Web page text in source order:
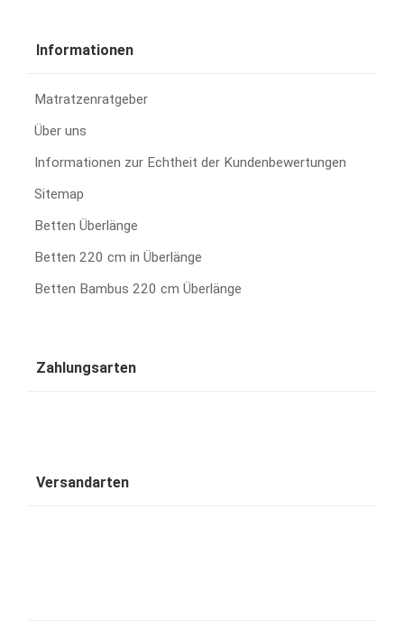
Informationen
Matratzenratgeber
Über uns
Informationen zur Echtheit der Kundenbewertungen
Sitemap
Betten Überlänge
Betten 220 cm in Überlänge
Betten Bambus 220 cm Überlänge
Zahlungsarten
Versandarten